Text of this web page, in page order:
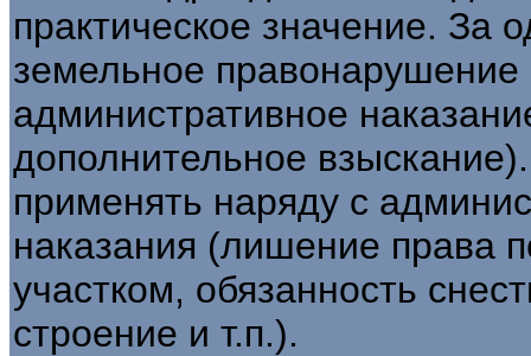
практическое значение. За
земельное
административное
дополнительное
при­менять наряду с
наказания (лишение права
участком, обязанность
строение и т.п.).